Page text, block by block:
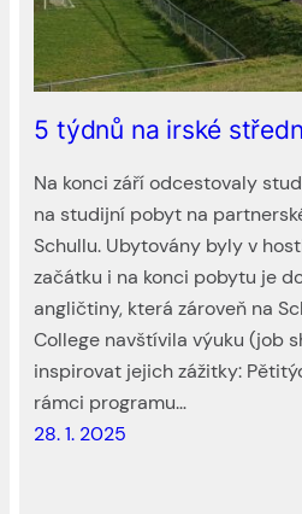
5 týdnů na irské
Na konci září odcestovaly
na studijní pobyt na
Schullu. Ubytovány byly v
začátku i na konci pobytu je
angličtiny, která zároveň na
College navštívila výuku (job
inspirovat jejich zážitky:
rámci programu…
28. 1. 2025